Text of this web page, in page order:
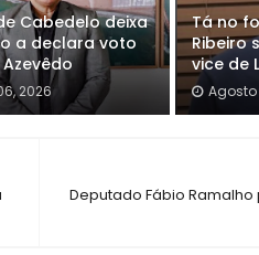
Cabedelo deixa
a declara voto
2026
Tá no
Ribeiro
vice de
Agosto
Deputado Fábio